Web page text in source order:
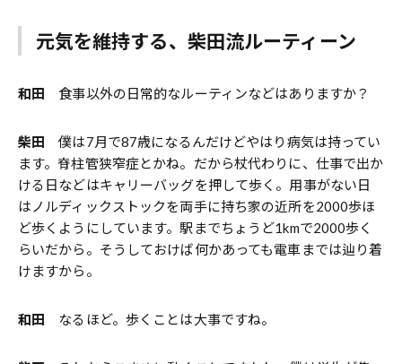
元気を維持する、柴田流ルーティーン
和田 食事以外の日常的なルーティンなどはありますか？
柴田 僕は7月で87歳になるんだけどやはり病気は持ってい
ます。脊柱管狭窄症とかね。だから杖代わりに、仕事で出か
ける日などはキャリーバッグを押して歩く。用事がない日
はノルディックストックを両手に持ち家の近所を2000歩ほ
ど歩くようにしています。駅までちょうど1kmで2000歩く
らいだから。そうしておけば何かあっても電車までは辿り着
けますから。
和田 なるほど。歩くことは大事ですね。